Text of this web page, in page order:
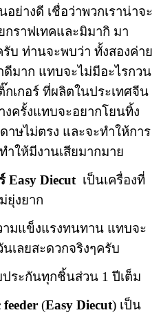
ย่างดี เชื่อว่าพวกเราน่าจะ
กราฟเทคและมิมากิ มา
บ ท่านจะพบว่า ทั้งสองค่าย
มาก แทบจะไม่มีอะไรกวน
กเกอร์ ที่ผลิตในประเทศจีน
งครั้งแทบจะอยากโยนทิ้ง
ดาษไม่ตรง และจะทำให้การ
ให้มีงานเสียมากมาย
Easy Diecutเป็นเครื่องที่
ยุ่งยาก
ามแข็งแรงทนทาน แทบจะ
เลยสะดวกจริงๆครับ
ประกันทุกชิ้นส่วน 1 ปีเต็ม
(Easy Diecut) เป็น